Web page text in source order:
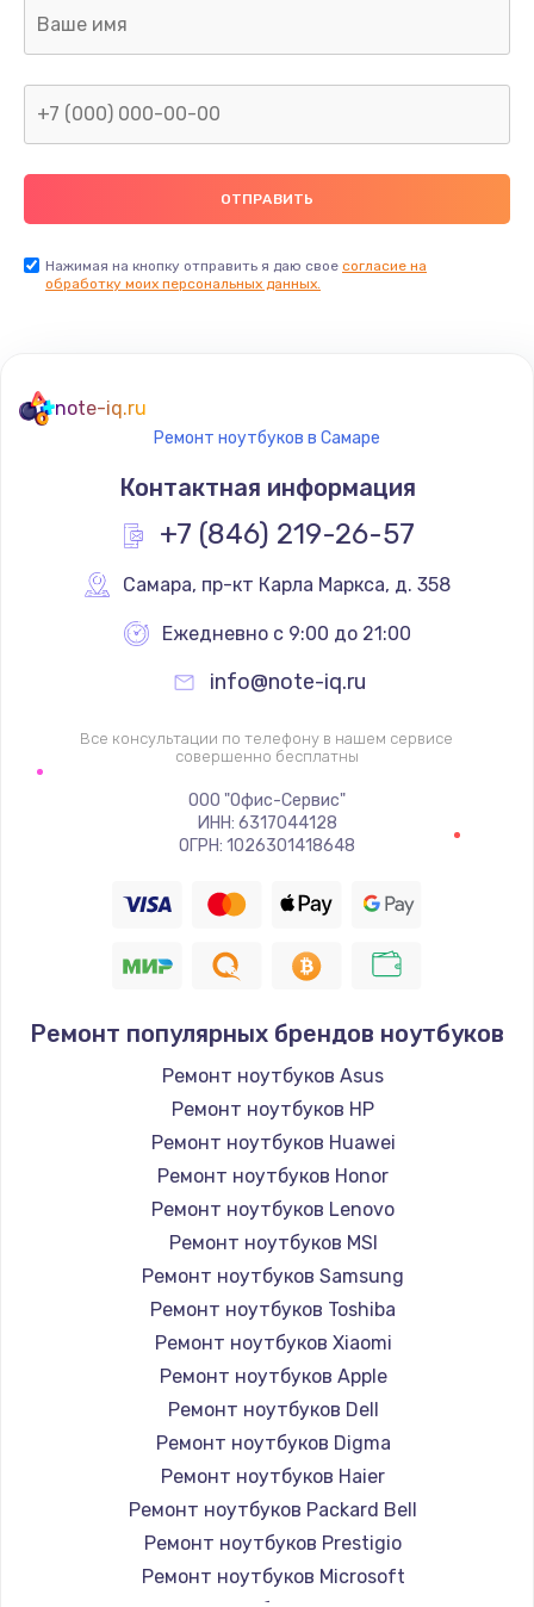
Нажимая на кнопку отправить я даю свое согласие на
обработку моих персональных данных.
note-iq.ru
Ремонт ноутбуков в Самаре
Контактная информация
+7 (846) 219-26-57
Самара, пр-кт Карла Маркса, д. 358
Ежедневно с 9:00 до 21:00
info@note-iq.ru
Все консультации по телефону в нашем сервисе
совершенно бесплатны
ООО "Офис-Сервис"
ИНН: 6317044128
ОГРН: 1026301418648
Ремонт популярных брендов ноутбуков
Ремонт ноутбуков Asus
Ремонт ноутбуков HP
Ремонт ноутбуков Huawei
Ремонт ноутбуков Honor
Ремонт ноутбуков Lenovo
Ремонт ноутбуков MSI
Ремонт ноутбуков Samsung
Ремонт ноутбуков Toshiba
Ремонт ноутбуков Xiaomi
Ремонт ноутбуков Apple
Ремонт ноутбуков Dell
Ремонт ноутбуков Digma
Ремонт ноутбуков Haier
Ремонт ноутбуков Packard Bell
Ремонт ноутбуков Prestigio
Ремонт ноутбуков Microsoft